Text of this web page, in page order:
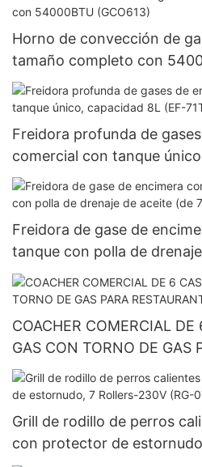
Horno de convección de
tamaño completo con
Freidora profunda de
comercial con tanque
71T)
Freidora de gase de
tanque con polla de
COACHER COMERCIAL DE
GAS CON TORNO DE GAS
(RGR36)
Grill de rodillo de perros
con protector de